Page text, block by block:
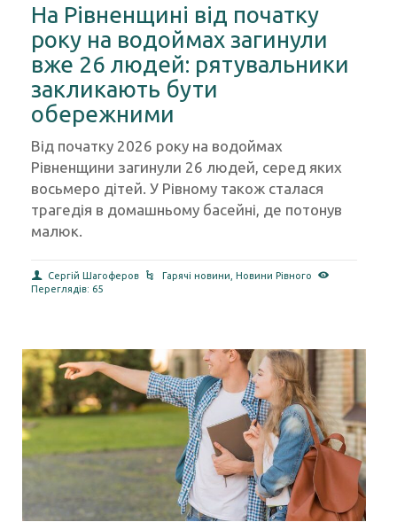
05.08.2026 12:01
На Рівненщині від початку
року на водоймах загинули
вже 26 людей: рятувальники
закликають бути
обережними
Від початку 2026 року на водоймах
Рівненщини загинули 26 людей, серед яких
восьмеро дітей. У Рівному також сталася
трагедія в домашньому басейні, де потонув
малюк.
Сергій Шагоферов